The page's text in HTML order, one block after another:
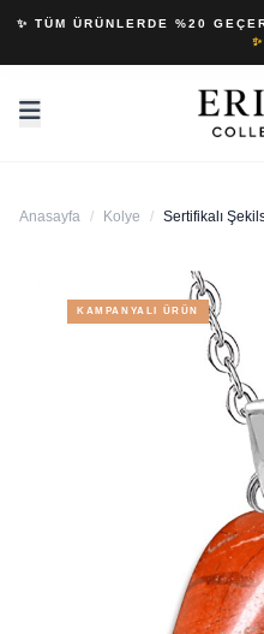
✨ TÜM ÜRÜNLERDE %20
Anasayfa / Kolye / Sertifikalı
KAMPANYALI ÜRÜN